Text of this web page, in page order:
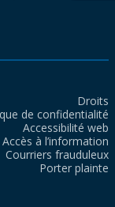
Droits
de confidentialité
Accessibilité web
Accès à l’information
Courriers frauduleux
Porter plainte